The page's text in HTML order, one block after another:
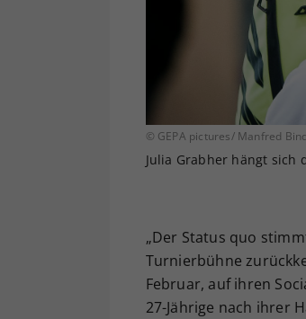
© GEPA pictures/ Manfred
Julia Grabher hängt sich
„Der Status quo
Turnierbühne
Februar, auf ihren
27-Jährige nach ihrer